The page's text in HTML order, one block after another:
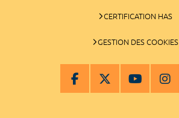
CERTIFICATION HAS
GESTION DES COOKIES